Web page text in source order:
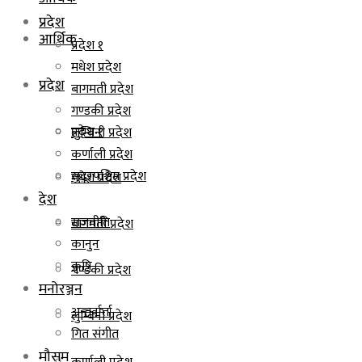
आर्थिक
प्रदेश
प्रदेश १
मधेश प्रदेश
बागमती प्रदेश
गण्डकी प्रदेश
लुम्बिनी प्रदेश
प्रदेश
प्रदेश १
मधेश प्रदेश
बागमती प्रदेश
गण्डकी प्रदेश
लुम्बिनी प्रदेश
कर्णाली प्रदेश
सुदूरपश्चिम प्रदेश
देश
राजनीति
कानुन
कृषि
मनोरञ्जन
अन्तर्वार्ता
गित संगीत
मौसम